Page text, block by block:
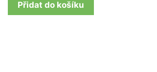
Přidat do košíku